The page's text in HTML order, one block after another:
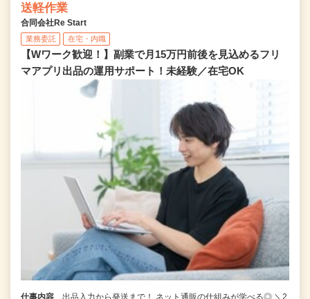
送軽作業
合同会社Re Start
業務委託 在宅・内職
【Wワーク歓迎！】副業で月15万円前後を見込めるフリ
マアプリ出品の運用サポート！未経験／在宅OK
仕事内容
出品入力から発送まで！ ネット通販の仕組みが学べる◎ ＼2